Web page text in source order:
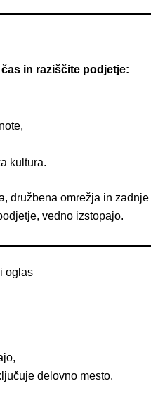
in raziščite podjetje:
kultura.
družbena omrežja in zadnje
vedno izstopajo.
oglas
delovno mesto.